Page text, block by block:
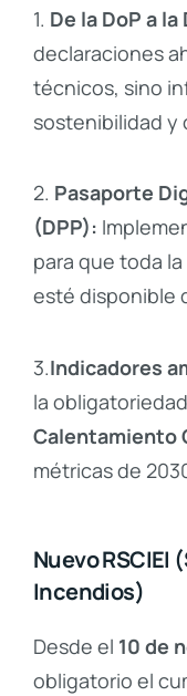
1. De la DoP a la
declaraciones
técnicos, sino
sostenibilidad y
2. Pasaporte
(DPP):
para que toda
esté disponible
3.Indicadores
la
Calentamiento
métricas de
Nuevo RSCIEI
Incendios)
Desde el 10 de
obligatorio el